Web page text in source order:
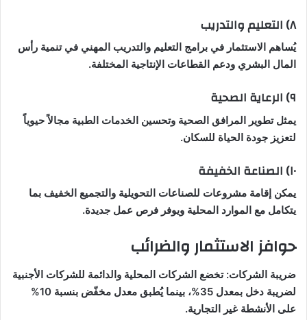
٨) التعليم والتدريب
يُساهم الاستثمار في برامج التعليم والتدريب المهني في تنمية رأس
المال البشري ودعم القطاعات الإنتاجية المختلفة.
٩) الرعاية الصحية
يمثل تطوير المرافق الصحية وتحسين الخدمات الطبية مجالاً حيوياً
لتعزيز جودة الحياة للسكان.
١٠) الصناعة الخفيفة
يمكن إقامة مشروعات للصناعات التحويلية والتجميع الخفيف بما
يتكامل مع الموارد المحلية ويوفر فرص عمل جديدة.
حوافز الاستثمار والضرائب
ضريبة الشركات: تخضع الشركات المحلية والدائمة للشركات الأجنبية
لضريبة دخل بمعدل 35%، بينما يُطبق معدل مخفّض بنسبة 10%
على الأنشطة غير التجارية.